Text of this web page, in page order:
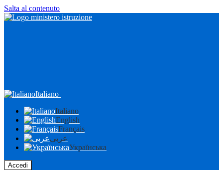
Salta al contenuto
Italiano
Italiano
English
Français
عربى
Українська
Accedi